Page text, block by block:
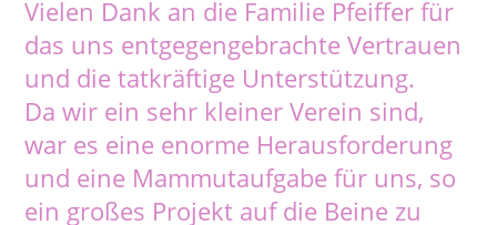
Vielen Dank an die Familie Pfeiffer für
das uns entgegengebrachte Vertrauen
und die tatkräftige Unterstützung.
Da wir ein sehr kleiner Verein sind,
war es eine enorme Herausforderung
und eine Mammutaufgabe für uns, so
ein großes Projekt auf die Beine zu